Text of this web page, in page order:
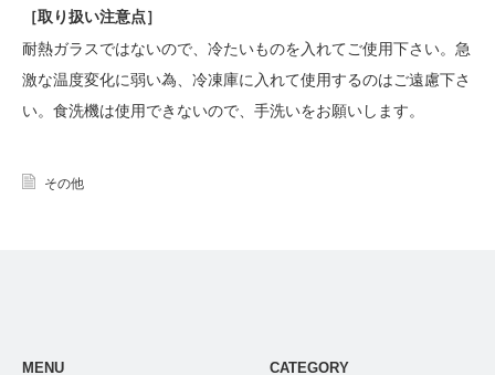
［取り扱い注意点］
耐熱ガラスではないので、冷たいものを入れてご使用下さい。急
激な温度変化に弱い為、冷凍庫に入れて使用するのはご遠慮下さ
い。食洗機は使用できないので、手洗いをお願いします。
その他
MENU CATEGORY